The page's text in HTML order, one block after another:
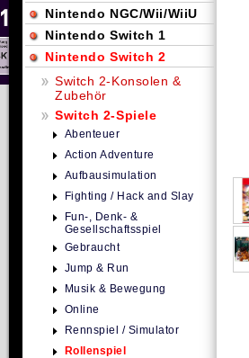
Nintendo NGC/Wii/WiiU
Nintendo Switch 1
Nintendo Switch 2
Switch 2-Konsolen &
Zubehör
Switch 2-Spiele
Abenteuer
Action Adventure
Aufbausimulation
Fighting / Hack and Slay
Fun-, Denk- &
Gesellschaftsspiel
Gebraucht
Jump & Run
Musik & Bewegung
Online
Rennspiel / Simulator
Rollenspiel